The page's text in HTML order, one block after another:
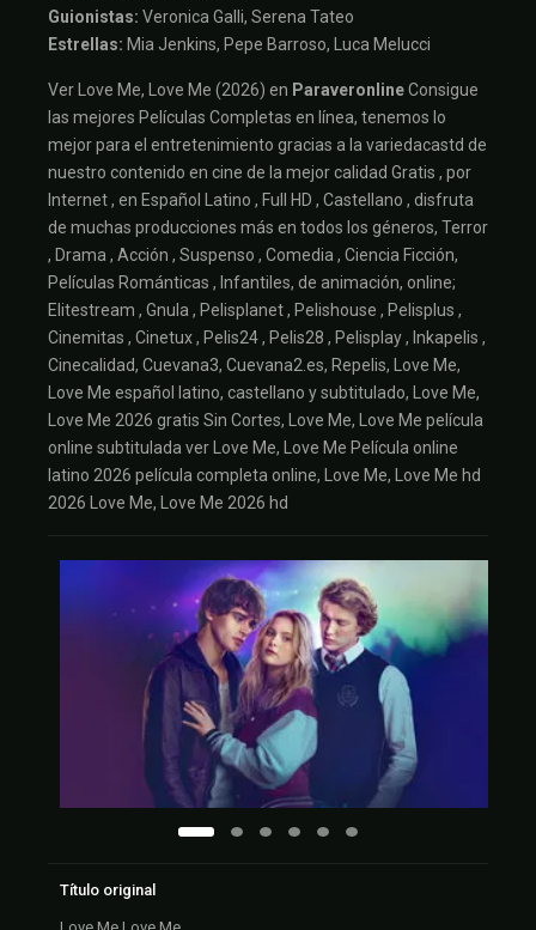
Guionistas: Veronica Galli, Serena Tateo
Estrellas: Mia Jenkins, Pepe Barroso, Luca Melucci
Ver Love Me, Love Me (2026) en ParaveronlineConsigue
las mejores Películas Completas en línea, tenemos lo
mejor para el entretenimiento gracias a la variedacastd de
nuestro contenido en cine de la mejor calidad Gratis , por
Internet , en Español Latino , Full HD , Castellano , disfruta
de muchas producciones más en todos los géneros, Terror
, Drama , Acción , Suspenso , Comedia , Ciencia Ficción,
Películas Románticas , Infantiles, de animación, online;
Elitestream , Gnula , Pelisplanet , Pelishouse , Pelisplus ,
Cinemitas , Cinetux , Pelis24 , Pelis28 , Pelisplay , Inkapelis ,
Cinecalidad, Cuevana3, Cuevana2.es, Repelis, Love Me,
Love Me español latino, castellano y subtitulado, Love Me,
Love Me 2026 gratis Sin Cortes, Love Me, Love Me película
online subtitulada ver Love Me, Love Me Película online
latino 2026 película completa online, Love Me, Love Me hd
2026 Love Me, Love Me 2026 hd
Título original